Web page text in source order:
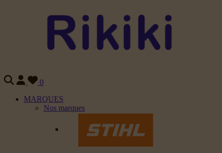
0
MARQUES
Nos marques